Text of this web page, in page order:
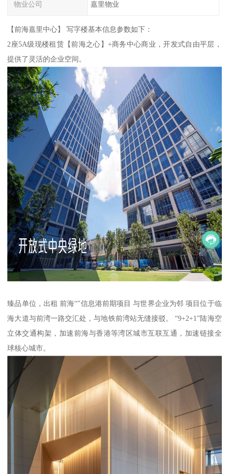
物业公司 嘉里物业
【前海嘉里中心】 写字楼基本信息参数如下：
2座5A级现楼租赁【前海之心】+商务中心商业，开发式自由平层，
提供了灵活的企业空间。
臻品单位，出租 前海“”信息港前期项目 与世界企业为邻 项目位于临
海大道与前湾一路交汇处，与地铁前湾站无缝接驳。 “9+2+1”陆海空
立体交通构架，加速前海与香港等湾区城市互联互通，加速链接全
球核心城市。